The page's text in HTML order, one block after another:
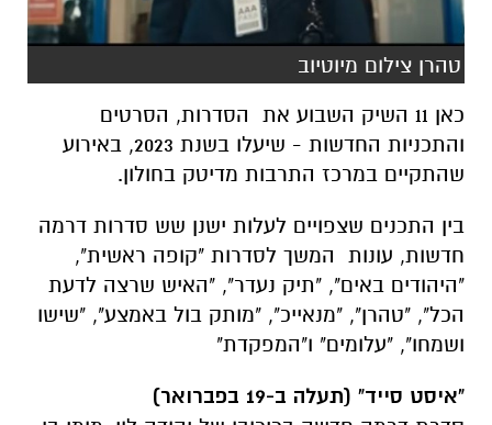
טהרן צילום מיוטיוב
כאן 11 השיק השבוע את הסדרות, הסרטים
והתכניות החדשות - שיעלו בשנת 2023, באירוע
שהתקיים במרכז התרבות מדיטק בחולון.
בין התכנים שצפויים לעלות ישנן שש סדרות דרמה
חדשות, עונות המשך לסדרות "קופה ראשית",
"היהודים באים", "תיק נעדר", "האיש שרצה לדעת
הכל", "טהרן", "מנאייכ", "מותק בול באמצע", "שישו
ושמחו", "עלומים" ו"המפקדת"
"איסט סייד" (תעלה ב-19 בפברואר)